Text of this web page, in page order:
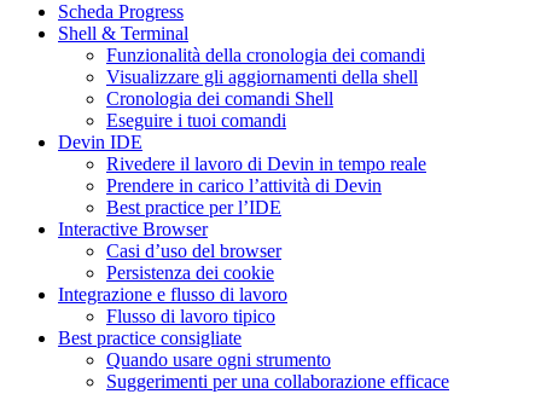
Scheda Progress
Shell & Terminal
Funzionalità della cronologia dei comandi
Visualizzare gli aggiornamenti della shell
Cronologia dei comandi Shell
Eseguire i tuoi comandi
Devin IDE
Rivedere il lavoro di Devin in tempo reale
Prendere in carico l’attività di Devin
Best practice per l’IDE
Interactive Browser
Casi d’uso del browser
Persistenza dei cookie
Integrazione e flusso di lavoro
Flusso di lavoro tipico
Best practice consigliate
Quando usare ogni strumento
Suggerimenti per una collaborazione efficace